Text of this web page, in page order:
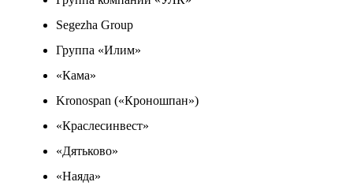
Segezha Group
Группа «Илим»
«Кама»
Kronospan («Кроношпан»)
«Краслесинвест»
«Дятьково»
«Наяда»